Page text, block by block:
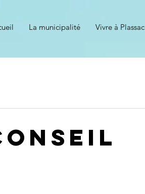
La municipalité Vivre à Plassac